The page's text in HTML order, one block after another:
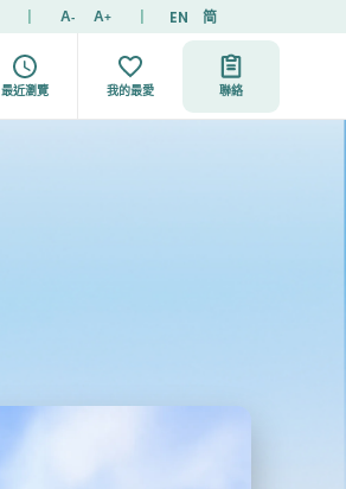
A- A+ EN 简
最近瀏覽 我的最愛 聯絡